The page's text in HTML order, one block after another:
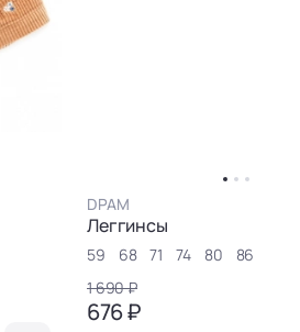
DPAM
Леггинсы
59 68 71 74 80
86
1 690 ₽
676 ₽